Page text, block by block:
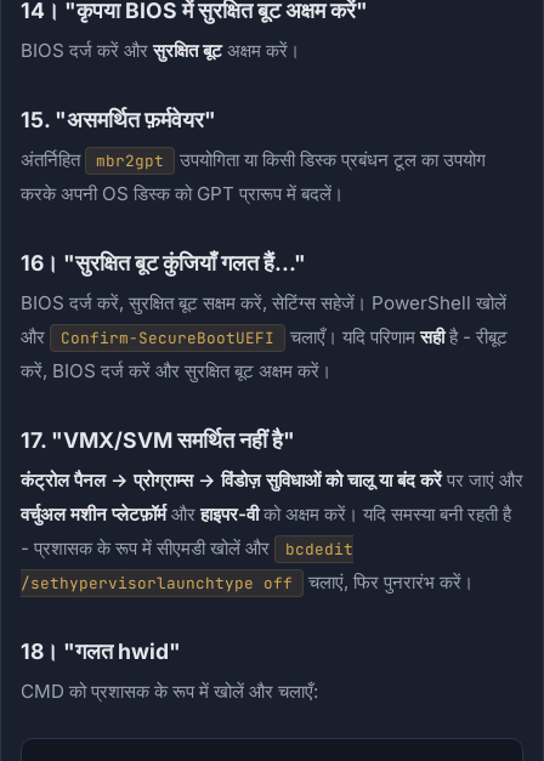
14। "कृपया BIOS में सुरक्षित बूट अक्षम करें"
BIOS दर्ज करें औरसुरक्षित बूटअक्षम करें।
15. "असमर्थित फ़र्मवेयर"
अंतर्निहित mbr2gpt
उपयोगिता या किसी डिस्क प्रबंधन टूल का उपयोग
करके अपनी OS डिस्क को GPT प्रारूप में बदलें।
16। "सुरक्षित बूट कुंजियाँ गलत हैं..."
BIOS दर्ज करें, सुरक्षित बूट सक्षम करें, सेटिंग्स सहेजें। PowerShell खोलें
और
Confirm-SecureBootUEFI चलाएँ। यदि परिणामसहीहै - रीबूट
करें, BIOS दर्ज करें और सुरक्षित बूट अक्षम करें।
17. "VMX/SVM समर्थित नहीं है"
कंट्रोल पैनल → प्रोग्राम्स → विंडोज़ सुविधाओं को चालू या बंद करेंपर जाएं और
वर्चुअल मशीन प्लेटफ़ॉर्मऔरहाइपर-वीको अक्षम करें। यदि समस्या बनी रहती है
- प्रशासक के रूप में सीएमडी खोलें और
bcdedit
/sethypervisorlaunchtype off
चलाएं, फिर पुनरारंभ करें।
18। "गलत hwid"
CMD को प्रशासक के रूप में खोलें और चलाएँ: